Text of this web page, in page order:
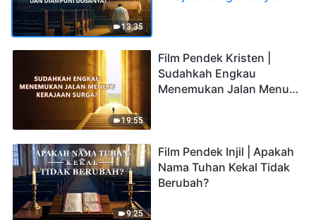
13:35
19:55
Film Pendek Kristen |
Sudahkah Engkau
Menemukan Jalan Menuju
9:25
Film Pendek Injil | Apakah
Nama Tuhan Kekal Tidak
Berubah?